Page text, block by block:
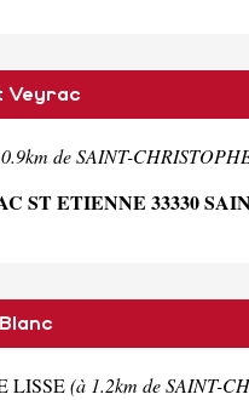
Veyrac
de SAINT-
ST ETIENNE 33330
LISSE(à 1.2km de SAINT-